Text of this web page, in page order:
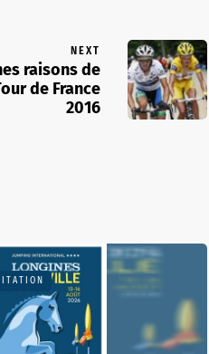
NEXT
raisons de
de France
2016